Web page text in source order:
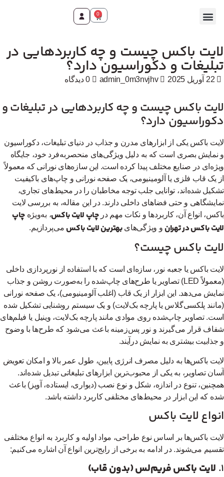
0
باکس چیست و چه کاربردهایی در
و دکوراسیون دارد؟
22 آوریل 2025 admin_0m3nvjhv 0 دیدگاه
باکس چیست و چه کاربردهایی در تبلیغات و
دارد؟
باکس یکی از ابزارهای مدرن و جذاب در دنیای تبلیغات، دکوراسیون
بصری است که به دلیل ویژگی‌های منحصربه‌فرد خود، جایگاه
در صنایع مختلف پیدا کرده است. این سازه‌های نورانی که معمولاً
یک قاب فلزی یا آلومینیومی، یک صفحه نورانی و چاپ‌های باکیفیت
شده‌اند، توانایی جلب توجه مخاطبان را در محیط‌های تجاری،
و حتی فضاهای داخلی دارند. در این مقاله، به بررسی لایت
انواع آن، کاربردها و نکات مهم درچاپ لایت باکس، به‌ویژهچاپ
باکس در تهرانو ویژگی‌هایبهترین لایت باکسمی‌پردازیم.
باکس چیست؟
باکس یا جعبه نور، سازه‌ای است که با استفاده از نورپردازی داخلی
(معمولاً LED) تصاویر یا طرح‌های چاپ‌شده را به‌صورت روشن و جذاب
می‌دهد. این ابزار از یک قاب (اغلب آلومینیومی)، یک صفحه نورانی
پلکسی‌گلاس یا پارچه بک‌لایت) و یک سیستم روشنایی تشکیل شده
تصاویر چاپ‌شده روی موادی مانند پارچه بک‌لایت، وینیل یا فیلم‌های
قرار می‌گیرند و نور پس‌زمینه باعث می‌شود که طرح‌ها با وضوح
بیشتری به نمایش درآیند.
باکس‌ها به دلیل مصرف انرژی پایین، طول عمر بالا و امکان تعویض
تصاویر، به یکی از محبوب‌ترین ابزارهای تبلیغاتی تبدیل شده‌اند.
تنوع در اندازه، شکل و نوع نصب (دیواری، ایستاده، آویز) باعث
که این ابزار در محیط‌های مختلفی کاربرد داشته باشد.
لایت باکس
باکس‌ها بر اساس نوع طراحی، مواد اولیه و کاربرد به انواع مختلفی
می‌شوند. در ادامه به برخی از رایج‌ترین انواع آن اشاره می‌کنیم:
لایت باکس فریم‌لس (بدون قاب)